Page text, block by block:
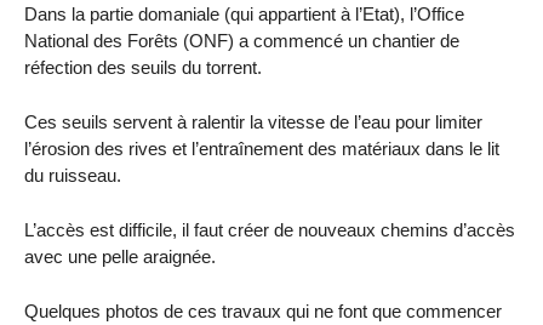
Dans la partie domaniale (qui appartient à l’Etat), l’Office
National des Forêts (ONF) a commencé un chantier de
réfection des seuils du torrent.
Ces seuils servent à ralentir la vitesse de l’eau pour limiter
l’érosion des rives et l’entraînement des matériaux dans le lit
du ruisseau.
L’accès est difficile, il faut créer de nouveaux chemins d’accès
avec une pelle araignée.
Quelques photos de ces travaux qui ne font que commencer